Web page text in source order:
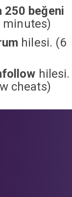
250 beğeni
minutes)
hilesi. (6
hilesi.
cheats)